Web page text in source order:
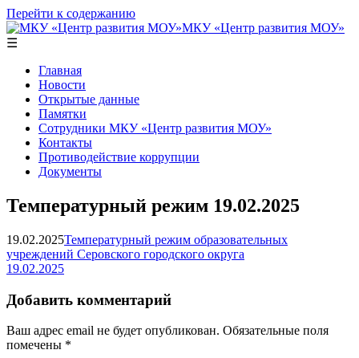
Перейти к содержанию
МКУ «Центр развития МОУ»
☰
Главная
Новости
Открытые данные
Памятки
Сотрудники МКУ «Центр развития МОУ»
Контакты
Противодействие коррупции
Документы
Температурный режим 19.02.2025
19.02.2025Температурный режим образовательных
учреждений Серовского городского округа
19.02.2025
Добавить комментарий
Ваш адрес email не будет опубликован. Обязательные поля
помечены *